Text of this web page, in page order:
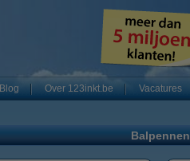
Blog Over 123inkt.be Vacatures
Balpennen